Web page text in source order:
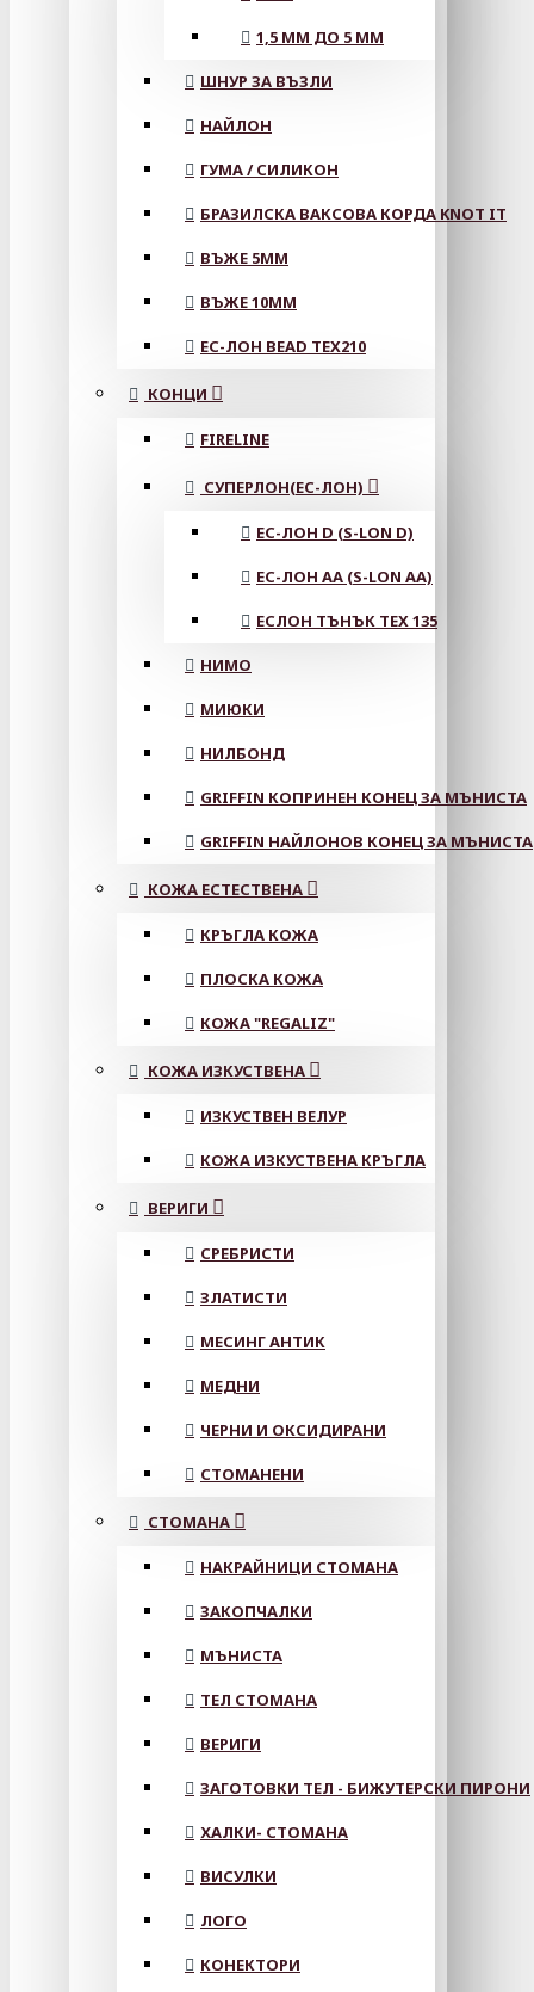
1,5 ММ ДО 5 ММ
ШНУР ЗА ВЪЗЛИ
НАЙЛОН
ГУМА / СИЛИКОН
БРАЗИЛСКА ВАКСОВА КОРДА KNOT IT
ВЪЖЕ 5MM
ВЪЖЕ 10MM
ЕС-ЛОН BEAD TEX210
КОНЦИ
FIRELINE
СУПЕРЛОН(ЕС-ЛОН)
ЕС-ЛОН D (S-LON D)
ЕС-ЛОН АА (S-LON AA)
ЕСЛОН ТЪНЪК TEX 135
НИМО
МИЮКИ
НИЛБОНД
GRIFFIN КОПРИНЕН КОНЕЦ ЗА МЪНИСТА
GRIFFIN НАЙЛОНОВ КОНЕЦ ЗА МЪНИСТА
КОЖА ЕСТЕСТВЕНА
КРЪГЛА КОЖА
ПЛОСКА КОЖА
КОЖА "REGALIZ"
КОЖА ИЗКУСТВЕНА
ИЗКУСТВЕН ВЕЛУР
КОЖА ИЗКУСТВЕНА КРЪГЛА
ВЕРИГИ
СРЕБРИСТИ
ЗЛАТИСТИ
МЕСИНГ АНТИК
МЕДНИ
ЧЕРНИ И ОКСИДИРАНИ
СТОМАНЕНИ
СТОМАНА
НАКРАЙНИЦИ СТОМАНА
ЗАКОПЧАЛКИ
МЪНИСТА
ТЕЛ СТОМАНА
ВЕРИГИ
ЗАГОТОВКИ ТЕЛ - БИЖУТЕРСКИ ПИРОНИ
ХАЛКИ- СТОМАНА
ВИСУЛКИ
ЛОГО
КОНЕКТОРИ